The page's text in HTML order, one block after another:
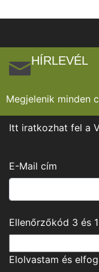
HÍRLEVÉL
Megjelenik minden
Itt iratkozhat fel a
E-Mail cím
Ellenőrzőkód 3 és 1
Elolvastam és